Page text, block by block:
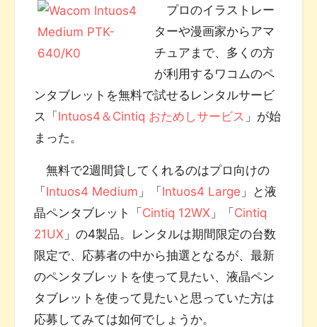
プロのイラストレー
ターや漫画家からアマ
チュアまで、多くの方
が利用するワコムのペ
ンタブレットを無料で試せるレンタルサービ
ス「Intuos4＆Cintiq おためしサービス 」が始
まった。
無料で2週間貸してくれるのはプロ向けの
「Intuos4 Medium 」「Intuos4 Large 」と液
晶ペンタブレット「Cintiq 12WX 」「Cintiq
21UX 」の4製品。レンタルは期間限定の台数
限定で、応募者の中から抽選となるが、最新
のペンタブレットを使って見たい、液晶ペン
タブレットを使って見たいと思っていた方は
応募してみては如何でしょうか。